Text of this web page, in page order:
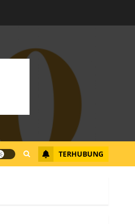
TERHUBUNG
Rempang Ajukan
Batam, Soroti
yang Resahkan
0
Berhenti
Tanah Warga
15, 2026